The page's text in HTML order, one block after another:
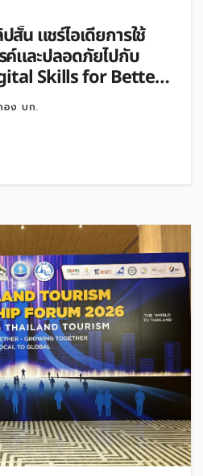
สั้น แชร์ไอเดียการใช้
ค์และปลอดภัยไปกับ
Skills for Better
อง บก.